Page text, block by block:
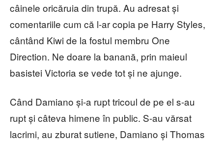
câinele oricăruia din trupă. Au adresat și
comentariile cum că l-ar copia pe Harry Styles,
cântând Kiwi de la fostul membru One
Direction. Ne doare la banană, prin maieul
basistei Victoria se vede tot și ne ajunge.
Când Damiano și-a rupt tricoul de pe el s-au
rupt și câteva himene în public. S-au vărsat
lacrimi, au zburat sutiene, Damiano și Thomas